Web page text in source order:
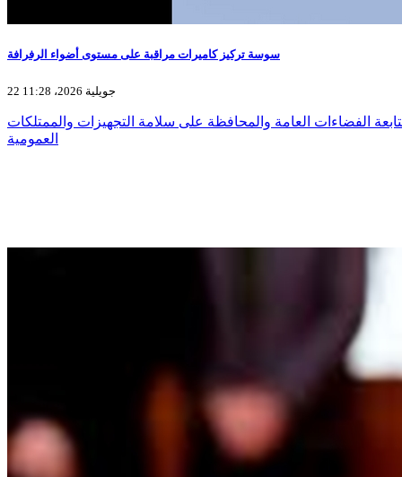
سوسة تركيز كاميرات مراقبة على مستوى أضواء الرفرافة
22 جويلية 2026، 11:28
الفضاءات العامة والمحافظة على سلامة التجهيزات والممتلكات
العمومية